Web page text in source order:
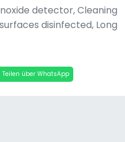
detector, Cleaning
disinfected, Long
Teilen über WhatsApp